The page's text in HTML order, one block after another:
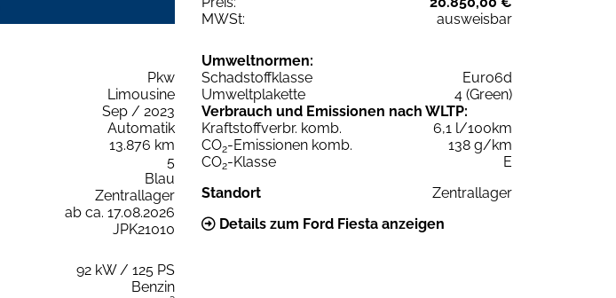
MWSt:
ausweisbar
Pkw
Limousine
Sep / 2023
Automatik
13.876 km
5
Blau
Zentrallager
ab ca. 17.08.2026
JPK21010
92 kW / 125 PS
Benzin
Umweltnormen:
Schadstoffklasse
Euro6d
Umweltplakette
4 (Green)
Verbrauch und Emissionen nach WLTP:
Kraftstoffverbr. komb.
6,1 l/100km
CO2-Emissionen komb.
138 g/km
CO2-Klasse
E
Standort
Zentrallager
Details zum Ford Fiesta anzeigen